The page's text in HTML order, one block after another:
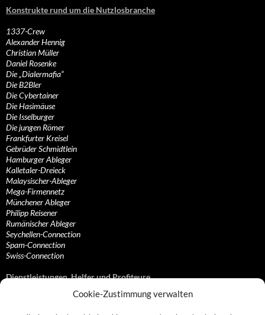
Cookie-Zustimmung verwalten
Konstrukte rund um die Nutzlosbranche
1337-Crew
Alexander Hennig
Christian Müller
Daniel Rosenke
Die „Dialermafia“
Die B2Bler
Die Cybertainer
Die Hasimäuse
Die Isselburger
Die jungen Römer
Frankfurter Kreisel
Gebrüder Schmidtlein
Hamburger Ableger
Kalletaler-Dreieck
Malaysischer-Ableger
Mega-Firmennetz
Münchener Ableger
Philipp Reisener
Rumänischer Ableger
Seychellen-Connection
Spam-Connection
Swiss-Connection
Dienstleistungen, Helfer und Profiteure
Anonymisierungsdienste, VPN- und Web-Proxy…